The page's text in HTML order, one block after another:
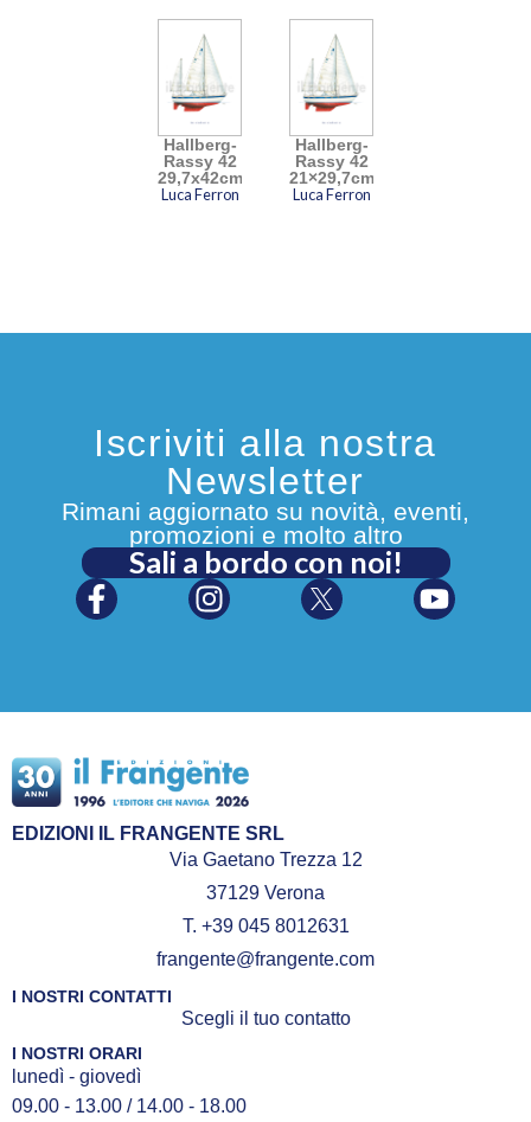
Player
00:00
Hallberg-
Rassy 42
29,7x42cm
Luca Ferron
Hallberg-
Rassy 42
21×29,7cm
Luca Ferron
Iscriviti alla nostra
Newsletter
Rimani aggiornato su novità, eventi,
promozioni e molto altro
Sali a bordo con noi!
EDIZIONI IL FRANGENTE SRL
Via Gaetano Trezza 12
37129 Verona
T. +39 045 8012631
frangente@frangente.com
I NOSTRI CONTATTI
Scegli il tuo contatto
I NOSTRI ORARI
lunedì - giovedì
09.00 - 13.00 / 14.00 - 18.00